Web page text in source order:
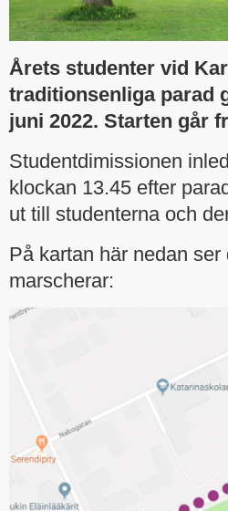
Årets studenter vid
traditionsenliga parad
juni 2022. Starten går
Studentdimissionen
klockan 13.45 efter
ut till studenterna och
På kartan här nedan
marscherar: